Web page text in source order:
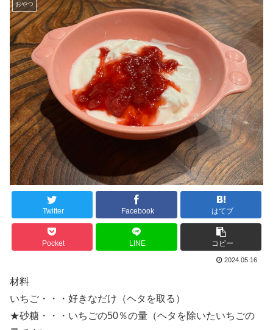
おやつ
Twitter Facebook はてブ
Pocket LINE コピー
2024.05.16
材料
いちご・・・好きなだけ（ヘタを取る）
★砂糖・・・いちごの50％の量（ヘタを除いたいちごの